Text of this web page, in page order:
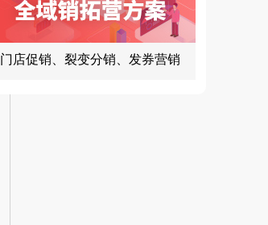
门店促销、裂变分销、发券营销